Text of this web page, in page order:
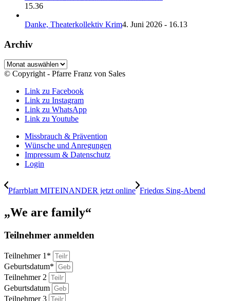
15.36
Danke, Theaterkollektiv Krim4. Juni 2026 - 16.13
Archiv
Archiv
© Copyright - Pfarre Franz von Sales
Link zu Facebook
Link zu Instagram
Link zu WhatsApp
Link zu Youtube
Missbrauch & Prävention
Wünsche und Anregungen
Impressum & Datenschutz
Login
Pfarrblatt MITEINANDER jetzt online Friedαs Sing-Abend
„We are family“
Teilnehmer anmelden
Teilnehmer 1*
Geburtsdatum*
Teilnehmer 2
Geburtsdatum
Teilnehmer 3